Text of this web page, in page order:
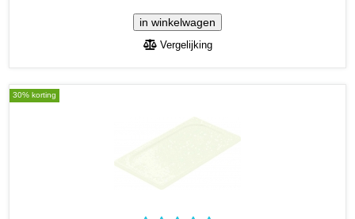
Vergelijking
30% korting